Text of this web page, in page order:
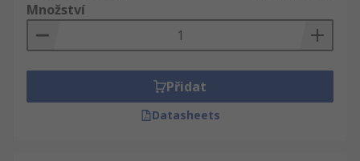
Množství
Přidat
Datasheets